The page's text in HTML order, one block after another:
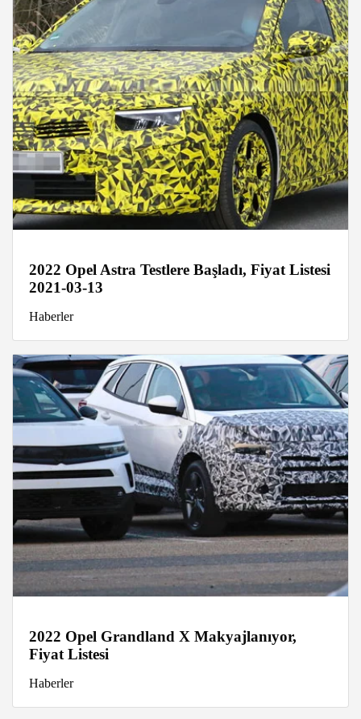
2022 Opel Astra Testlere Başladı, Fiyat Listesi
2021-03-13
Haberler
2022 Opel Grandland X Makyajlanıyor,
Fiyat Listesi
Haberler